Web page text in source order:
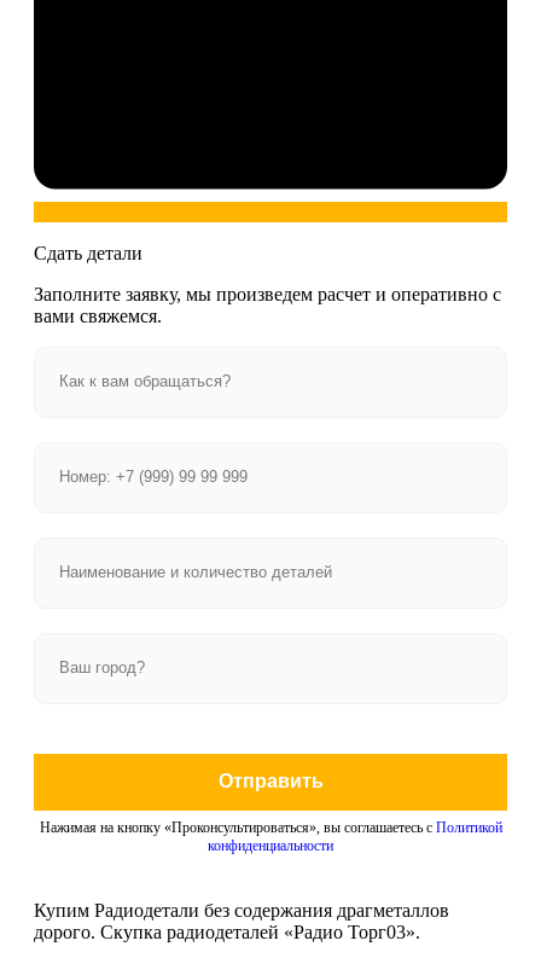
Сдать детали
Заполните заявку, мы произведем расчет и оперативно с
вами свяжемся.
Отправить
Нажимая на кнопку «Проконсультироваться», вы соглашаетесь с Политикой
конфиденциальности
Купим Радиодетали без содержания драгметаллов
дорого. Скупка радиодеталей «Радио Торг03».